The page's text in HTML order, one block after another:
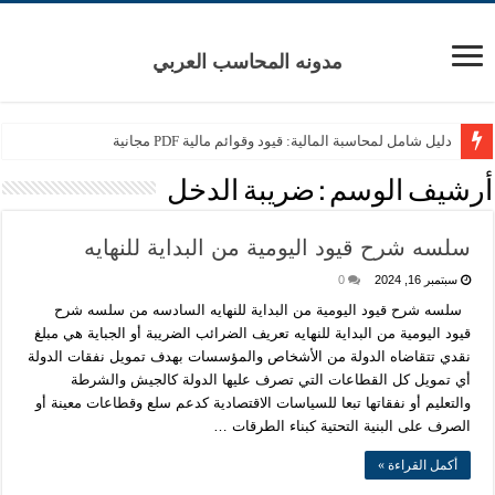
مدونه المحاسب العربي
دليل شامل لمحاسبة المالية: قيود وقوائم مالية PDF مجانية
أرشيف الوسم : ضريبة الدخل
سلسه شرح قيود اليومية من البداية للنهايه
سبتمبر 16, 2024 0
سلسه شرح قيود اليومية من البداية للنهايه السادسه من سلسه شرح
قيود اليومية من البداية للنهايه تعريف الضرائب الضريبة أو الجباية هي مبلغ
نقدي تتقاضاه الدولة من الأشخاص والمؤسسات بهدف تمويل نفقات الدولة
أي تمويل كل القطاعات التي تصرف عليها الدولة كالجيش والشرطة
والتعليم أو نفقاتها تبعا للسياسات الاقتصادية كدعم سلع وقطاعات معينة أو
الصرف على البنية التحتية كبناء الطرقات …
أكمل القراءة »